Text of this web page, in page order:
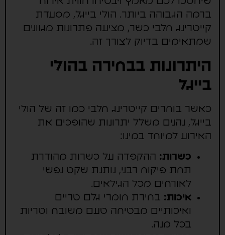
ברמה הגבוהה ביותר. הולי בייגל, מסעדת
קייטרינג חלבי כשר, מציעה פתרונות מגוונים
שמתאימים בדיוק לצורך זה.
היתרונות בבחירה בהולי
בייגל
כאשר בוחרים קייטרינג חלבי כמו זה של הולי
בייגל, נהנים משלל יתרונות שהופכים את
האירוע למיוחד במינו:
כשרות:ההקפדה על כשרות מהודרת
תחת פיקוח רבני, נותנת שקט נפשי
לאורחים מכל הגילאים.
איכות:בחירת חומרי גלם טריים
ואיכותיים מבטיחה טעם משובח וטריות
בכל מנה.